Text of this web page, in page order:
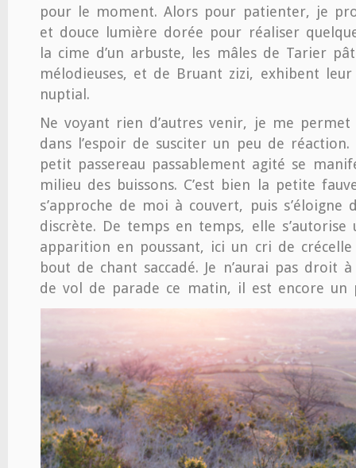
pour le moment. Alors pour patienter, je
et douce lumière dorée pour réaliser
la cime d’un arbuste, les mâles de Tarier
mélodieuses, et de Bruant zizi, exhibent
nuptial.
Ne voyant rien d’autres venir, je me
dans l’espoir de susciter un peu de
petit passereau passablement agité se
milieu des buissons. C’est bien la petite
s’approche de moi à couvert, puis s’éloigne
discrète. De temps en temps, elle s’autorise
apparition en poussant, ici un cri de
bout de chant saccadé. Je n’aurai pas droit
de vol de parade ce matin, il est encore un